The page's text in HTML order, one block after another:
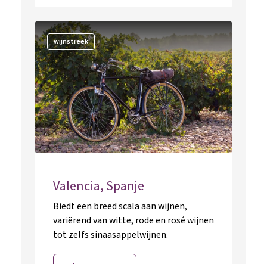
wijnstreek
Valencia, Spanje
Biedt een breed scala aan wijnen,
variërend van witte, rode en rosé wijnen
tot zelfs sinaasappelwijnen.